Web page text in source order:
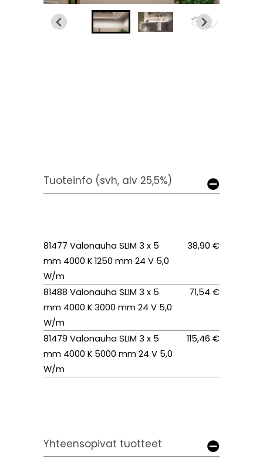
Tuoteinfo (svh, alv 25,5%)
81477 Valonauha SLIM 3 x 5
mm 4000 K 1250 mm 24 V 5,0
W/m
38,90 €
81488 Valonauha SLIM 3 x 5
mm 4000 K 3000 mm 24 V 5,0
W/m
71,54 €
81479 Valonauha SLIM 3 x 5
mm 4000 K 5000 mm 24 V 5,0
W/m
115,46 €
Yhteensopivat tuotteet